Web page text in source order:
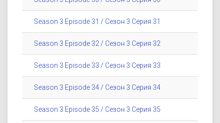
Season 3 Episode 31 / Сезон 3 Серия 31
Season 3 Episode 32 / Сезон 3 Серия 32
Season 3 Episode 33 / Сезон 3 Серия 33
Season 3 Episode 34 / Сезон 3 Серия 34
Season 3 Episode 35 / Сезон 3 Серия 35